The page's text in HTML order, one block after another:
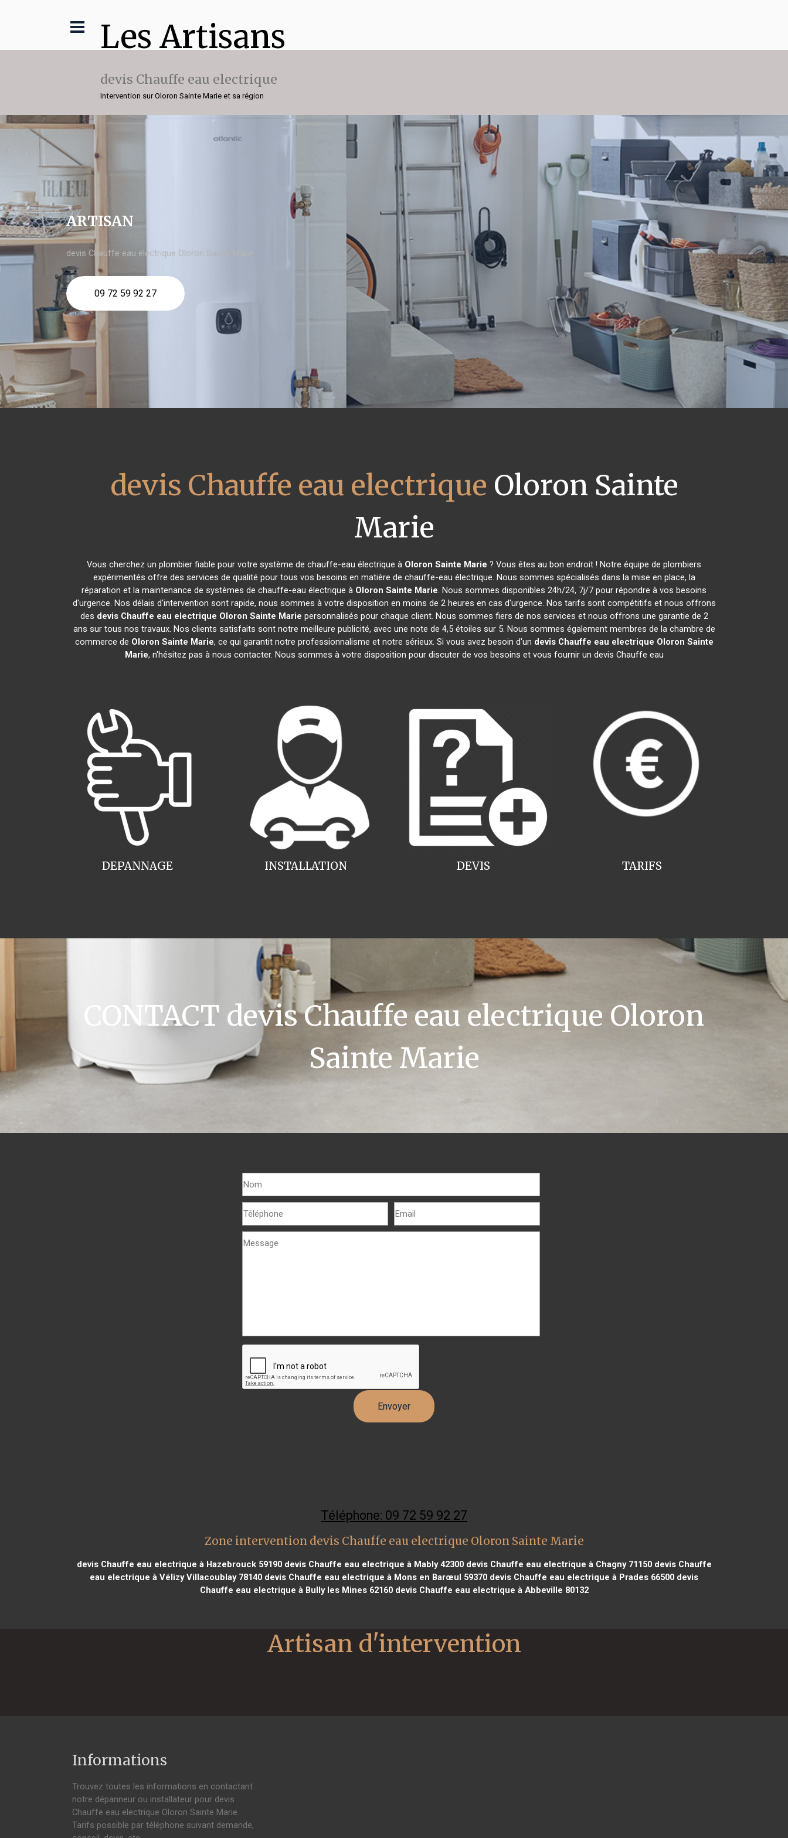
Les Artisans
devis Chauffe eau electrique
Intervention sur Oloron Sainte Marie et sa région
ARTISAN
devis Chauffe eau electrique Oloron Sainte Marie
09 72 59 92 27
devis Chauffe eau electrique Oloron Sainte
Marie
Vous cherchez un plombier fiable pour votre système de chauffe-eau électrique à Oloron Sainte Marie ? Vous êtes au bon endroit ! Notre équipe de plombiers
expérimentés offre des services de qualité pour tous vos besoins en matière de chauffe-eau électrique. Nous sommes spécialisés dans la mise en place, la
réparation et la maintenance de systèmes de chauffe-eau électrique à Oloron Sainte Marie. Nous sommes disponibles 24h/24, 7j/7 pour répondre à vos besoins
d'urgence. Nos délais d'intervention sont rapide, nous sommes à votre disposition en moins de 2 heures en cas d'urgence. Nos tarifs sont compétitifs et nous offrons
des devis Chauffe eau electrique Oloron Sainte Marie personnalisés pour chaque client. Nous sommes fiers de nos services et nous offrons une garantie de 2
ans sur tous nos travaux. Nos clients satisfaits sont notre meilleure publicité, avec une note de 4,5 étoiles sur 5. Nous sommes également membres de la chambre de
commerce de Oloron Sainte Marie, ce qui garantit notre professionnalisme et notre sérieux. Si vous avez besoin d'un devis Chauffe eau electrique Oloron Sainte
Marie, n'hésitez pas à nous contacter. Nous sommes à votre disposition pour discuter de vos besoins et vous fournir un devis Chauffe eau
INSTALLATION
DEPANNAGE TARIFS
DEVIS
CONTACT devis Chauffe eau electrique Oloron
Sainte Marie
Téléphone: 09 72 59 92 27
Zone intervention devis Chauffe eau electrique Oloron Sainte Marie
devis Chauffe eau electrique à Hazebrouck 59190devis Chauffe eau electrique à Mably 42300devis Chauffe eau electrique à Chagny 71150devis Chauffe
eau electrique à Vélizy Villacoublay 78140 devis Chauffe eau electrique à Mons en Barœul 59370 devis Chauffe eau electrique à Prades 66500 devis
Chauffe eau electrique à Bully les Mines 62160devis Chauffe eau electrique à Abbeville 80132
Informations
Trouvez toutes les informations en contactant
notre dépanneur ou installateur pour devis
Chauffe eau electrique Oloron Sainte Marie.
Tarifs possible par téléphone suivant demande,
Artisan d'intervention